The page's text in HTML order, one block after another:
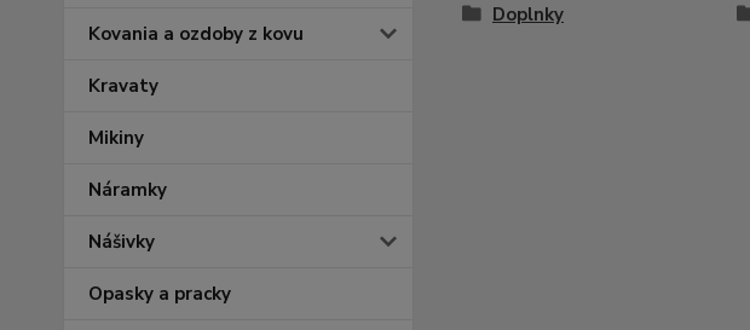
Kovania a ozdoby z kovu
Kravaty
Mikiny
Náramky
Nášivky
Opasky a pracky
Doplnky